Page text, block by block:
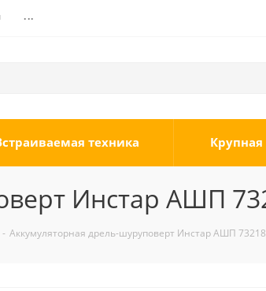
...
техника Крупная
Инстар АШП
- Аккумуляторная дрель-шуруповерт Инстар АШП